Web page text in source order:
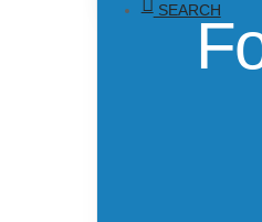
SEARCH